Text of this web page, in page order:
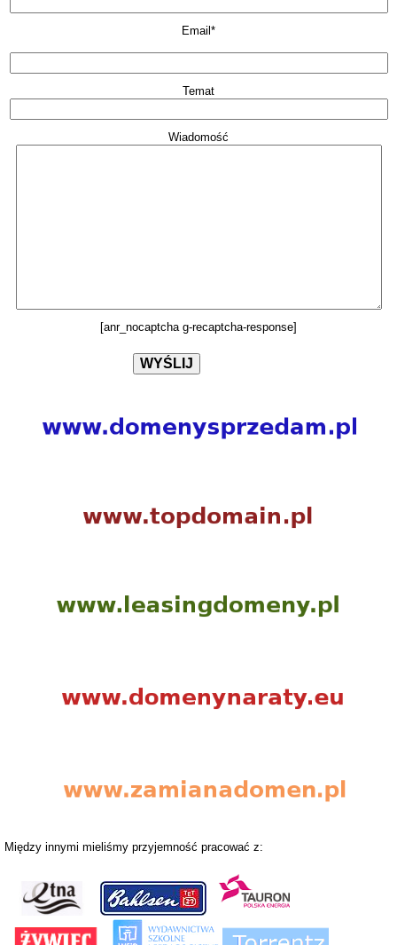
Email*
Temat
Wiadomość
[anr_nocaptcha g-recaptcha-response]
Między innymi mieliśmy przyjemność pracować z: